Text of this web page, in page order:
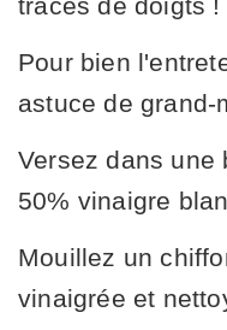
Pour bien
astuce de grand-
Versez dans une
50% vinaigre
Mouillez un
vinaigrée et